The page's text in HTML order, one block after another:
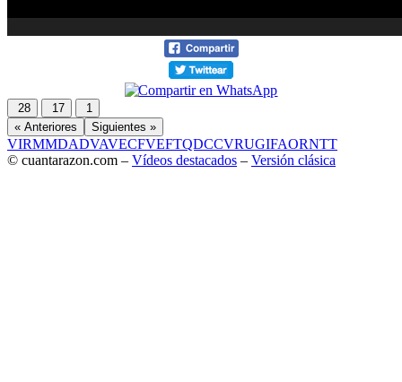
28 17
1
« Anteriores
Siguientes »
VIRMMDADVAVECFVEFTQDCCVRUGIFAORNTT
© cuantarazon.com – Vídeos destacados – Versión clásica